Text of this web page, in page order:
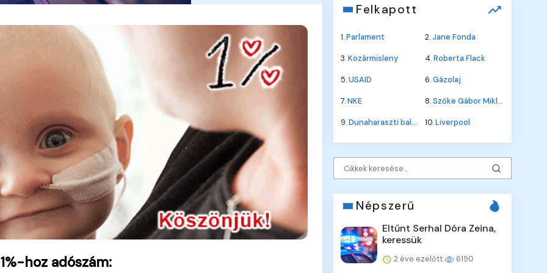
hoz adószám:
Felkapott
1.Parlament 2.Jane Fonda
3.Kozármisleny 4.Roberta Flack
5.USAID 6.Gázolaj
7.NKE 8.Szőke Gábor Miklós
9.Dunaharaszti baleset 10.Liverpool
Népszerű
Eltűnt Serhal Dóra Zeina,
keressük
2 éve ezelőtt 6190